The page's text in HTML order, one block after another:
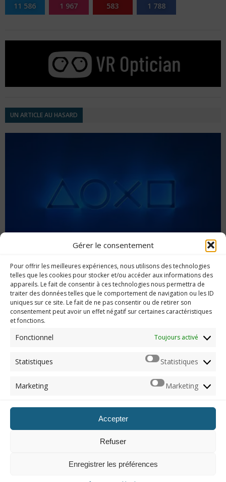
Gérer le consentement
Pour offrir les meilleures expériences, nous utilisons des technologies
telles que les cookies pour stocker et/ou accéder aux informations des
appareils. Le fait de consentir à ces technologies nous permettra de
traiter des données telles que le comportement de navigation ou les ID
uniques sur ce site. Le fait de ne pas consentir ou de retirer son
consentement peut avoir un effet négatif sur certaines caractéristiques
et fonctions.
Fonctionnel Toujours activé
Statistiques Statistiques
Marketing Marketing
Accepter
Refuser
Enregistrer les préférences
11 586 1 967 583 1 788
UN ARTICLE AU HASARD
Compte-rendu du PlayStation Showcase 2023
Imerod.fr est un site traitant de l'univers du jeu vidéo. Toute
reproduction partielle ou complète sans autorisation préalable
Mentions légales
Qui suis-je ?
ARCHIVES
© 2012 - 2026, Imerod. Tous droits réservés.